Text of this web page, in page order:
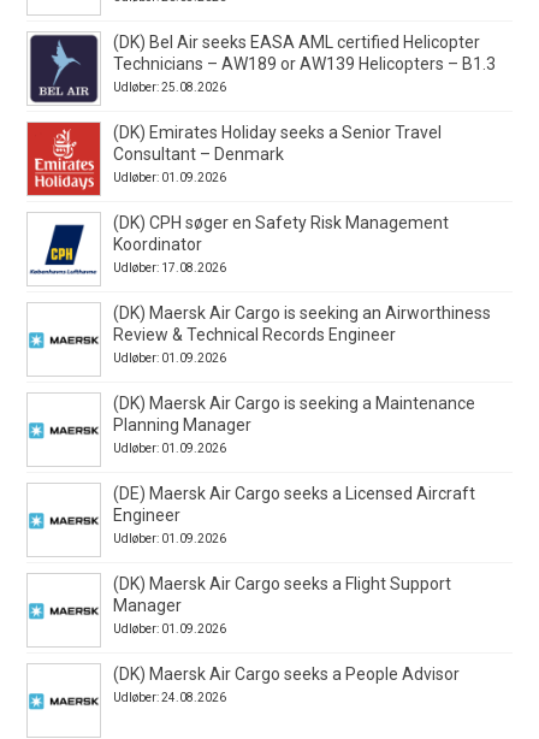
(DK) Bel Air seeks EASA AML certified Helicopter
Technicians – AW189 or AW139 Helicopters – B1.3
Udløber: 25.08.2026
(DK) Emirates Holiday seeks a Senior Travel
Consultant – Denmark
Udløber: 01.09.2026
(DK) CPH søger en Safety Risk Management
Koordinator
Udløber: 17.08.2026
(DK) Maersk Air Cargo is seeking an Airworthiness
Review & Technical Records Engineer
Udløber: 01.09.2026
(DK) Maersk Air Cargo is seeking a Maintenance
Planning Manager
Udløber: 01.09.2026
(DE) Maersk Air Cargo seeks a Licensed Aircraft
Engineer
Udløber: 01.09.2026
(DK) Maersk Air Cargo seeks a Flight Support
Manager
Udløber: 01.09.2026
(DK) Maersk Air Cargo seeks a People Advisor
Udløber: 24.08.2026